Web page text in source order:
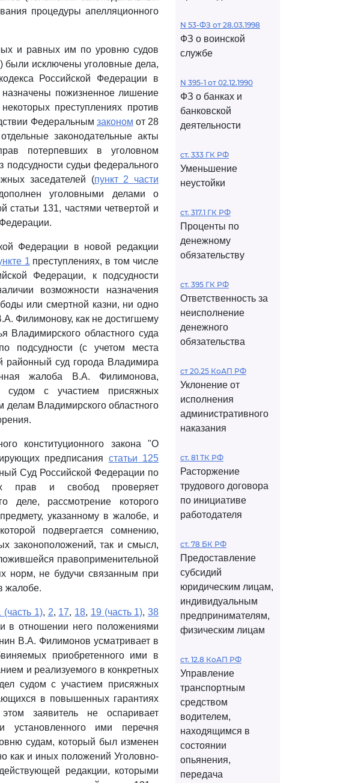
процедуры апелляционного
и равных им по уровню судов
были исключены уголовные дела,
Российской Федерации в
назначены пожизненное лишение
преступлениях против
Федеральным законом от 28
законодательные акты
потерпевших в уголовном
подсудности судьи федерального
заседателей (пункт 2 части
уголовными делами о
статьи 131, частями четвертой и
Федерации в новой редакции
1 преступлениях, в том числе
Федерации, к подсудности
возможности назначения
или смертной казни, ни одно
Филимонову, как не достигшему
Владимирского областного суда
подсудности (с учетом места
районный суд города Владимира
жалоба В.А. Филимонова,
судом с участием присяжных
делам Владимирского областного
конституционного закона "О
предписания статьи 125
Суд Российской Федерации по
прав и свобод проверяет
деле, рассмотрение которого
указанному в жалобе, и
подвергается сомнению,
законоположений, так и смысл,
правоприменительной
норм, не будучи связанным при
жалобе.
(часть 1), 2, 17, 18, 19 (часть 1),38
в отношении него положениями
В.А. Филимонов усматривает в
приобретенного ими в
и реализуемого в конкретных
судом с участием присяжных
в повышенных гарантиях
заявитель не оспаривает
установленного ими перечня
судам, который был изменен
как и иных положений Уголовно-
редакции, которыми
N 53-ФЗ от 28.03.1998
ФЗ о воинской
службе
N 395-1 от 02.12.1990
ФЗ о банках и
банковской
деятельности
ст. 333 ГК РФ
Уменьшение
неустойки
ст. 317.1 ГК РФ
Проценты по
денежному
обязательству
ст. 395 ГК РФ
Ответственность за
неисполнение
денежного
обязательства
ст 20.25 КоАП РФ
Уклонение от
исполнения
административного
наказания
ст. 81 ТК РФ
Расторжение
трудового договора
по инициативе
работодателя
ст. 78 БК РФ
Предоставление
субсидий
юридическим лицам,
индивидуальным
предпринимателям,
физическим лицам
ст. 12.8 КоАП РФ
Управление
транспортным
средством
водителем,
находящимся в
состоянии
опьянения,
передача